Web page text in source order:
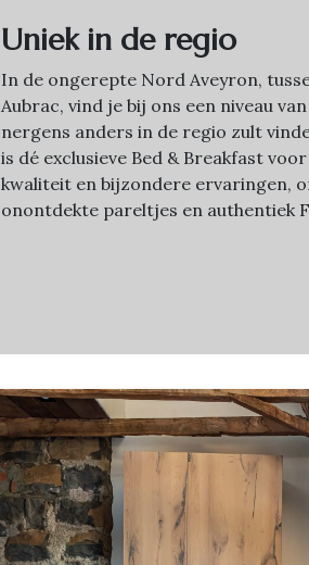
Uniek in de regio
In de ongerepte Nord Aveyron,
Aubrac, vind je bij ons een niveau
nergens anders in de regio zult
is dé exclusieve Bed & Breakfast
kwaliteit en bijzondere ervaringen,
onontdekte pareltjes en authentiek